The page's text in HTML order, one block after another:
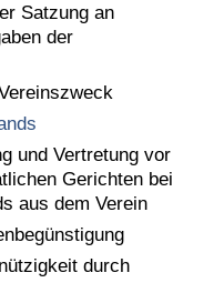
Satzung an
der
und Vertretung vor
Gerichten bei
aus dem Verein
durch